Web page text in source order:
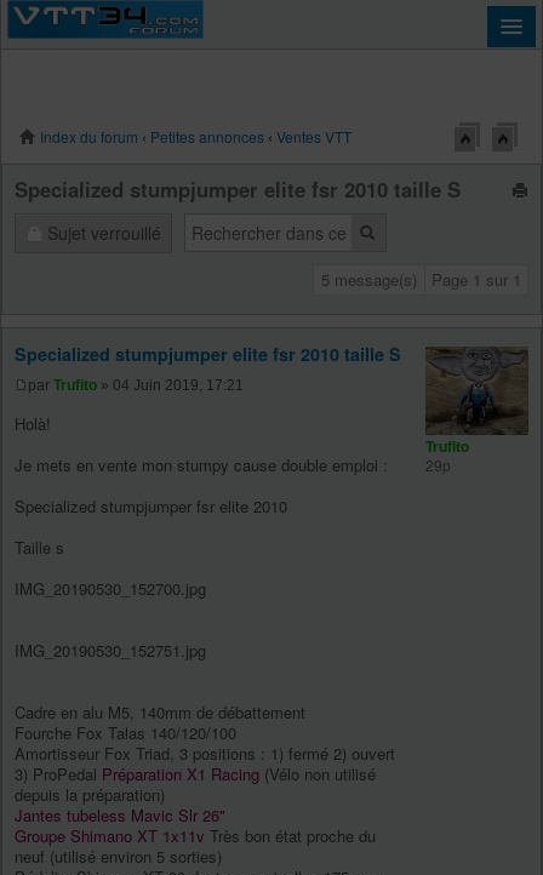
Index du forum ‹ Petites annonces ‹ Ventes VTT
Specialized stumpjumper elite fsr 2010 taille S
Sujet verrouillé
5 message(s) Page 1 sur 1
Specialized stumpjumper elite fsr 2010 taille S
par Trufito » 04 Juin 2019, 17:21
Holà!
Je mets en vente mon stumpy cause double emploi :
Specialized stumpjumper fsr elite 2010
Taille s
IMG_20190530_152700.jpg
IMG_20190530_152751.jpg
Cadre en alu M5, 140mm de débattement
Fourche Fox Talas 140/120/100
Amortisseur Fox Triad, 3 positions : 1) fermé 2) ouvert
3) ProPedal Préparation X1 Racing (Vélo non utilisé
depuis la préparation)
Jantes tubeless Mavic Slr 26"
Groupe Shimano XT 1x11v Très bon état proche du
neuf (utilisé environ 5 sorties)
Trufito
29p